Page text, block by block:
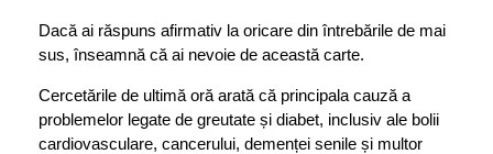
Dacă ai răspuns afirmativ la oricare din întrebările de mai
sus, înseamnă că ai nevoie de această carte.
Cercetările de ultimă oră arată că principala cauză a
problemelor legate de greutate și diabet, inclusiv ale bolii
cardiovasculare, cancerului, demenței senile și multor